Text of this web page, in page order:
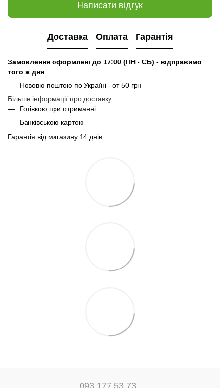
Написати відгук
Доставка Оплата Гарантія
Замовлення оформлені до 17:00 (ПН - СБ) - відправимо
того ж дня
Нововю поштою по Україні - от 50 грн
Більше інформації про доставку
Готівкою при отриманні
Банківською картою
Гарантія від магазину 14 днів
093 177 53 73